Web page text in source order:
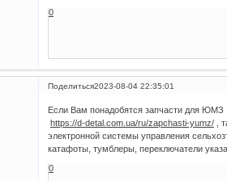
0
Поделиться2023-08-04 22:35:01
Если Вам понадобятся запчасти для ЮМЗ
https://d-detal.com.ua/ru/zapchasti-yumz/ ,
электронной системы управления
катафоты, тумблеры, переключатели
0